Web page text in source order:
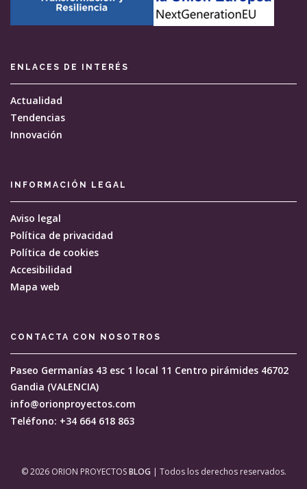
ENLACES DE INTERÉS
Actualidad
Tendencias
Innovación
INFORMACIÓN LEGAL
Aviso legal
Política de privacidad
Política de cookies
Accesibilidad
Mapa web
CONTACTA CON NOSOTROS
Paseo Germanías 43 esc 1 local 11 Centro pirámides 46702
Gandia (VALENCIA)
info@orionproyectos.com
Teléfono: +34 664 618 863
© 2026 ORION PROYECTOSBLOG | Todos los derechos reservados.